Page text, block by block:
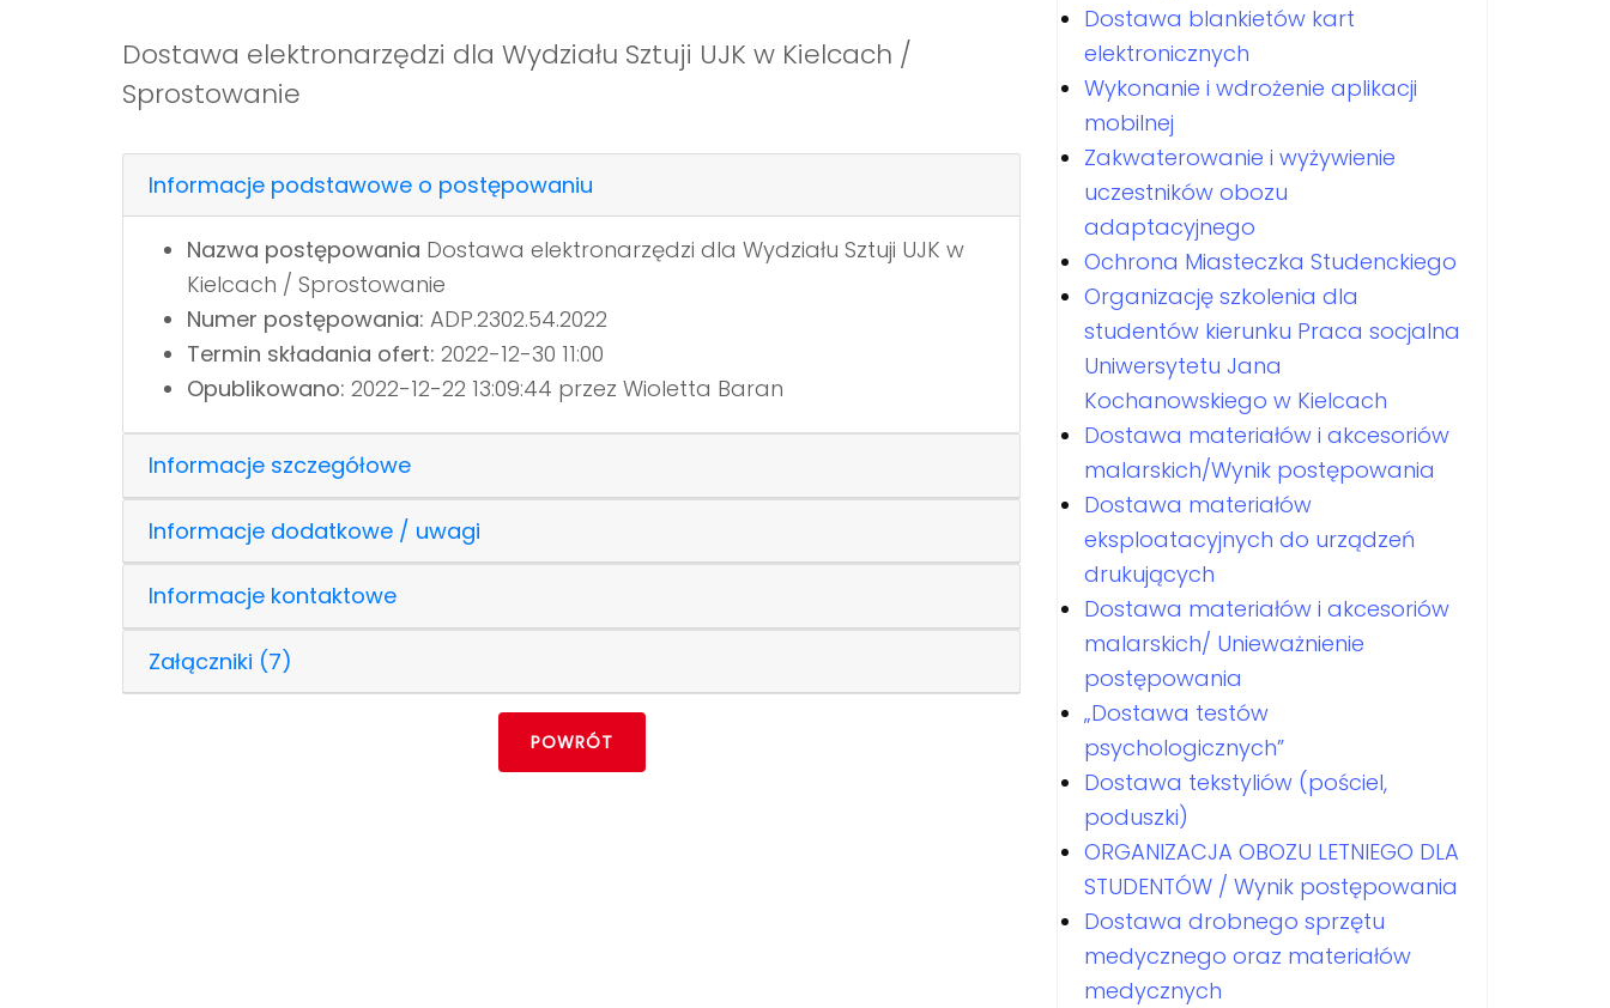
Dostawa elektronarzędzi dla Wydziału Sztuji UJK w Kielcach /
Sprostowanie
Informacje podstawowe o postępowaniu
Nazwa postępowania Dostawa elektronarzędzi dla Wydziału Sztuji UJK w
Kielcach / Sprostowanie
Numer postępowania: ADP.2302.54.2022
Termin składania ofert: 2022-12-30 11:00
Opublikowano: 2022-12-22 13:09:44 przez Wioletta Baran
Informacje szczegółowe
Informacje dodatkowe / uwagi
Informacje kontaktowe
Załączniki (7)
POWRÓT
Dostawa blankietów kart
elektronicznych
Wykonanie i wdrożenie aplikacji
mobilnej
Zakwaterowanie i wyżywienie
uczestników obozu
adaptacyjnego
Ochrona Miasteczka Studenckiego
Organizację szkolenia dla
studentów kierunku Praca socjalna
Uniwersytetu Jana
Kochanowskiego w Kielcach
Dostawa materiałów i akcesoriów
malarskich/Wynik postępowania
Dostawa materiałów
eksploatacyjnych do urządzeń
drukujących
Dostawa materiałów i akcesoriów
malarskich/ Unieważnienie
postępowania
„Dostawa testów
psychologicznych”
Dostawa tekstyliów (pościel,
poduszki)
ORGANIZACJA OBOZU LETNIEGO DLA
STUDENTÓW / Wynik postępowania
Dostawa drobnego sprzętu
medycznego oraz materiałów
medycznych